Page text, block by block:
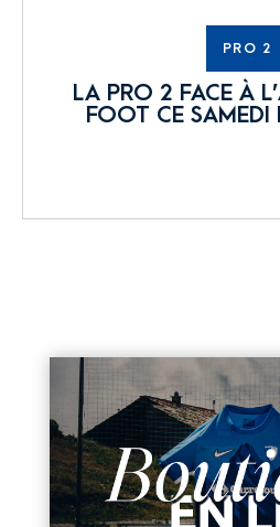
PRO 2
LA PRO 2 FACE À
FOOT CE SAMEDI